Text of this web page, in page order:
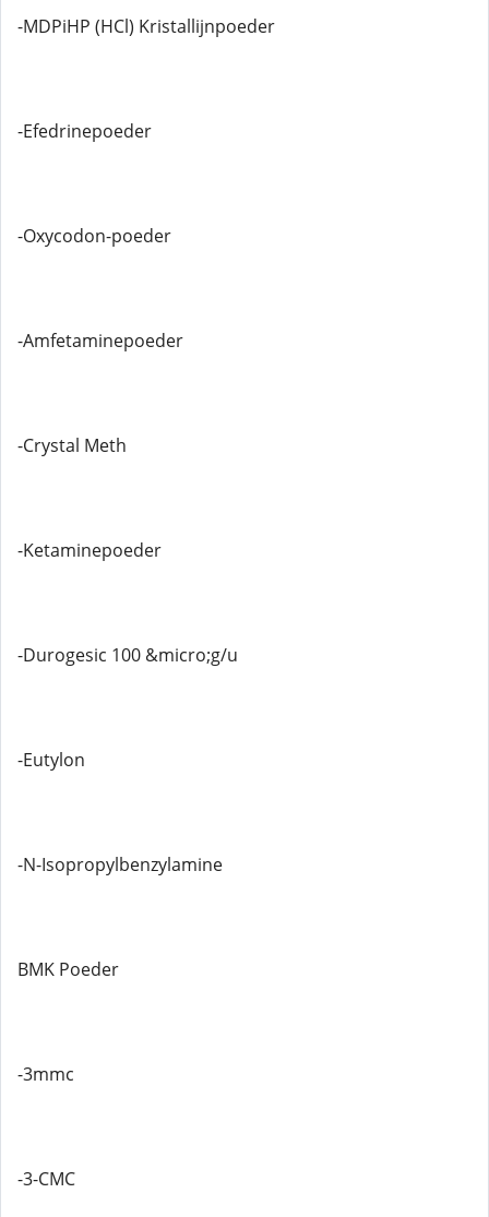
-MDPiHP (HCl) Kristallijnpoeder
-Efedrinepoeder
-Oxycodon-poeder
-Amfetaminepoeder
-Crystal Meth
-Ketaminepoeder
-Durogesic 100 &micro;g/u
-Eutylon
-N-Isopropylbenzylamine
BMK Poeder
-3mmc
-3-CMC